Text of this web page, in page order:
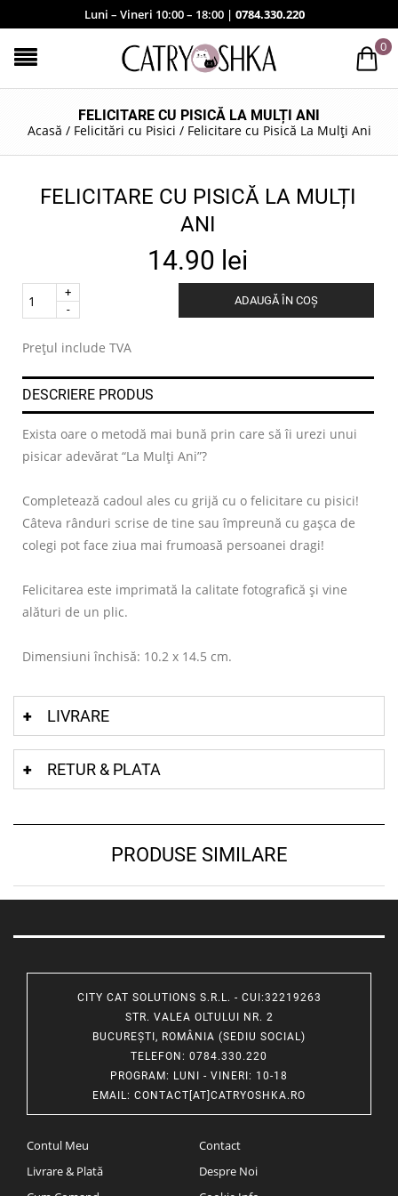
Luni – Vineri 10:00 – 18:00 | 0784.330.220
0
FELICITARE CU PISICĂ LA MULȚI ANI
Acasă / Felicitări cu Pisici / Felicitare cu Pisică La Mulți Ani
FELICITARE CU PISICĂ LA MULȚI
ANI
14.90 lei
Quantity
ADAUGĂ ÎN COȘ
Prețul include TVA
DESCRIERE PRODUS
Exista oare o metodă mai bună prin care să îi urezi unui
pisicar adevărat “La Mulți Ani”?
Completează cadoul ales cu grijă cu o felicitare cu pisici!
Câteva rânduri scrise de tine sau împreună cu gașca de
colegi pot face ziua mai frumoasă persoanei dragi!
Felicitarea este imprimată la calitate fotografică și vine
alături de un plic.
Dimensiuni închisă: 10.2 x 14.5 cm.
LIVRARE
RETUR & PLATA
PRODUSE SIMILARE
CITY CAT SOLUTIONS S.R.L. - CUI:32219263
STR. VALEA OLTULUI NR. 2
BUCUREȘTI, ROMÂNIA (SEDIU SOCIAL)
TELEFON : 0784.330.220
PROGRAM: LUNI - VINERI: 10-18
EMAIL: CONTACT[AT]CATRYOSHKA.RO
Contul Meu
Livrare & Plată
Contact
Despre Noi